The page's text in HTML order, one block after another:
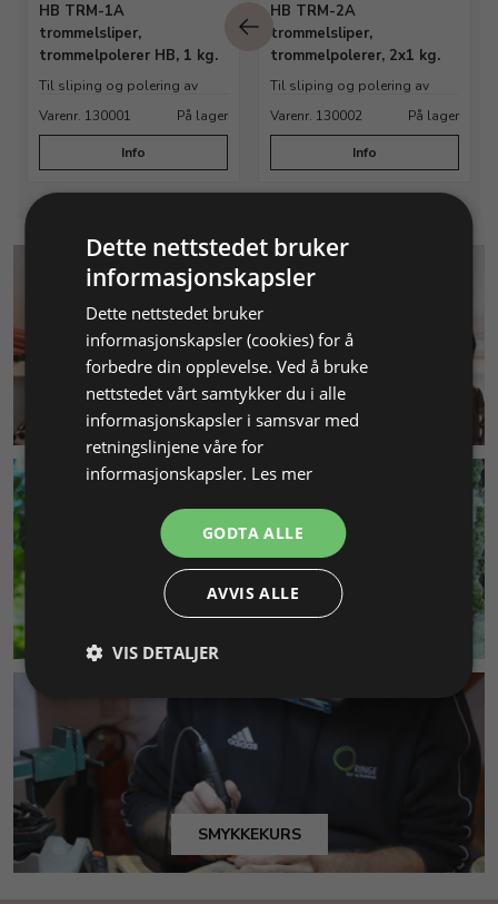
HB TRM-1A
trommelsliper,
trommelpolerer HB, 1 kg.
Til sliping og polering av
Varenr. 130001 På lager
Info
HB TRM-2A
trommelsliper,
trommelpolerer, 2x1 kg.
Til sliping og polering av
Varenr. 130002 På lager
Info
KUNDESERVICE
MILJØ & BÆREKRAFT
SMYKKEKURS
Dette nettstedet bruker
informasjonskapsler
Dette nettstedet bruker
informasjonskapsler (cookies) for å
forbedre din opplevelse. Ved å bruke
nettstedet vårt samtykker du i alle
informasjonskapsler i samsvar med
retningslinjene våre for
informasjonskapsler. Les mer
GODTA ALLE
AVVIS ALLE
VIS DETALJER